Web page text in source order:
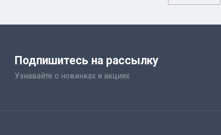
Подпишитесь на рассылку
Узнавайте о новинках и акциях